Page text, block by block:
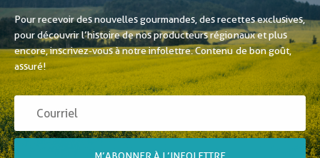
Pour recevoir des nouvelles gourmandes, des recettes exclusives,
pour découvrir l’histoire de nos producteurs régionaux et plus
encore, inscrivez-vous à notre infolettre. Contenu de bon goût,
assuré!